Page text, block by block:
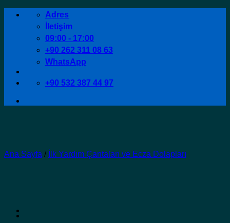
İçeriğe
Adres
İletişim
09:00 - 17:00
+90 262 311 08 63
WhatsApp
+90 532 387 44 97
Ana Sayfa / İlk Yardım Çantaları ve Ecza Dolapları